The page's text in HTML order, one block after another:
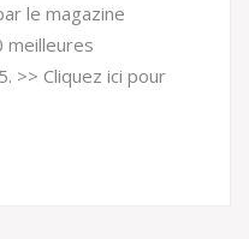
le magazine
meilleures
>> Cliquez ici pour